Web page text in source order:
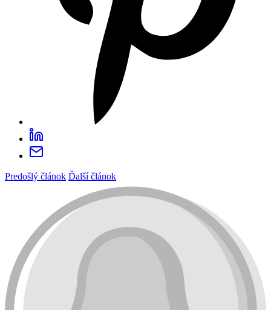
Predošlý článok Ďalší článok